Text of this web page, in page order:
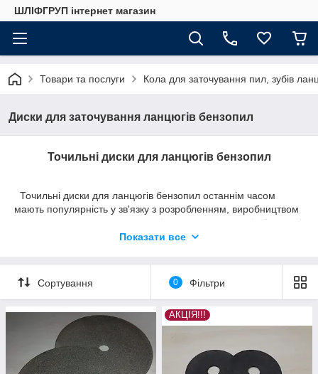
ШЛІФГРУП інтернет магазин
Товари та послуги Кола для заточування пил, зубів
Диски для заточування ланцюгів бензопил
Точильні диски для ланцюгів бензопил
Точильні диски для ланцюгів бензопил останнім часом
мають популярність у зв'язку з розробленням, виробництвом
заточувальних установок, на які встановлюються ці абразивні
абразивний матеріал, з якого складається диск;
внутрішній посадковий діаметр;
товщина точильного кола;
розмір абразивного зерна.
Показати все
Сортування 0 Фільтри
АКЦІЯ!!!